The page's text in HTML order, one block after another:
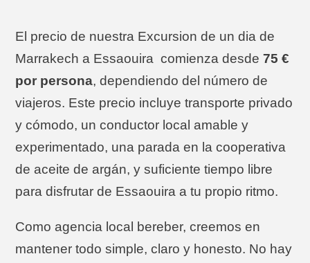
El precio de nuestra Excursion de un dia de
Marrakech a Essaouira comienza desde75 €
por persona, dependiendo del número de
viajeros. Este precio incluye transporte privado
y cómodo, un conductor local amable y
experimentado, una parada en la cooperativa
de aceite de argán, y suficiente tiempo libre
para disfrutar de Essaouira a tu propio ritmo.
Como agencia local bereber, creemos en
mantener todo simple, claro y honesto. No hay